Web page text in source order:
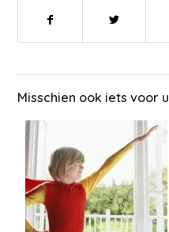
Misschien ook iets voor u